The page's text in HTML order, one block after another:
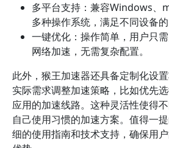
多平台支持：兼容Windows、
多种操作系统，满足不同设备的
一键优化：操作简单，用户只
网络加速，无需复杂配置。
此外，猴王加速器还具备定制化设
实际需求调整加速策略，比如优先
应用的加速线路。这种灵活性使得
自己使用习惯的加速方案。值得一
细的使用指南和技术支持，确保用